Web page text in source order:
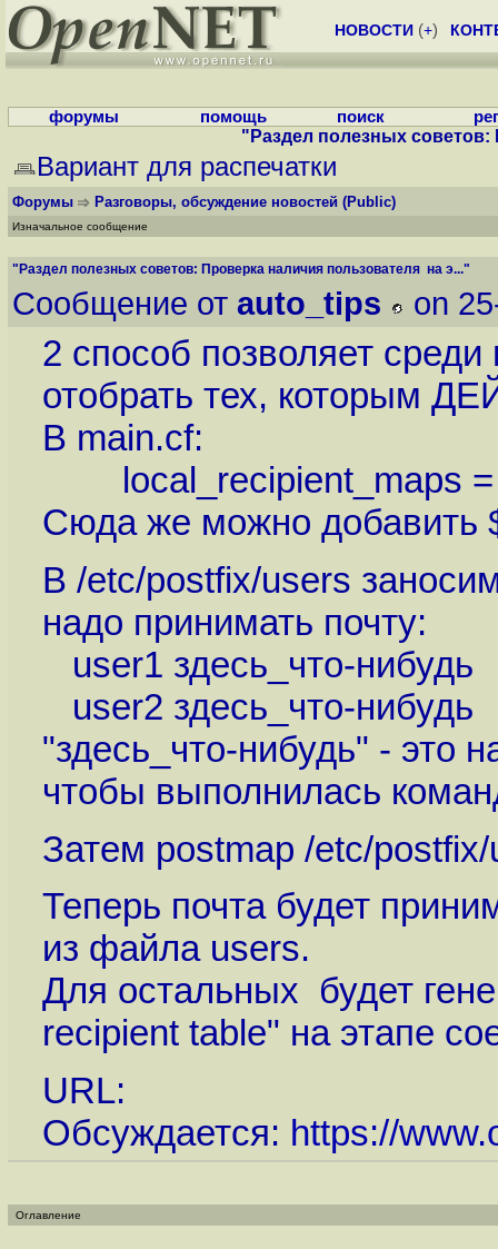
НОВОСТИ (+)
форумы помощь поиск
"Раздел полезных советов:
Вариант для распечатки
Форумы Разговоры, обсуждение новостей (Public)
Изначальное сообщение
"Раздел полезных советов: Проверка наличия пользователя на э..."
Сообщение от auto_tips on
2 способ позволяет
отобрать тех, которым
В main.cf:
local_recipient_maps =
Сюда же можно добавить
В /etc/postfix/users
надо принимать почту:
user1 здесь_что-нибудь
user2 здесь_что-нибудь
"здесь_что-нибудь" - это
чтобы выполнилась
Затем postmap /etc/
Теперь почта будет
из файла users.
Для остальных будет
recipient table" на этапе
URL:
Обсуждается: https://
Оглавление